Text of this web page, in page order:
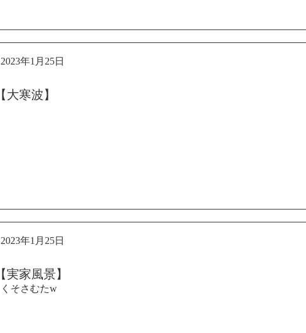
2023年1月25日
【大寒波】
2023年1月25日
【実家風景】
くそさむたw